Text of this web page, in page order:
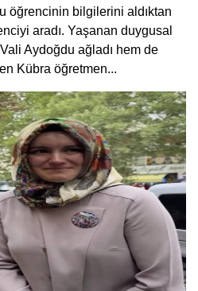
öğrencinin bilgilerini aldıktan
aradı. Yaşanan duygusal
Aydoğdu ağladı hem de
Kübra öğretmen...